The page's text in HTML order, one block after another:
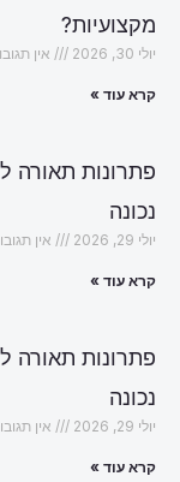
מקצועיות?
יולי 30, 2026 אין
קרא עוד »
פתרונות תאורה
נכונה
יולי 29, 2026 אין
קרא עוד »
פתרונות תאורה
נכונה
יולי 29, 2026 אין
קרא עוד »